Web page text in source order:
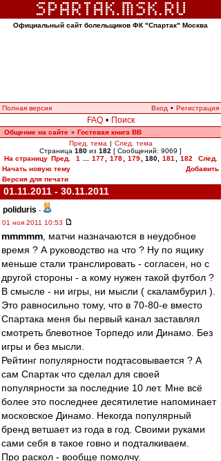
Официальный сайт болельщиков ФК "Спартак" Москва
Полная версия Вход • Регистрация
FAQ • Поиск
Общение на сайте » Гостевая книга ВВ
Пред. тема | След. тема
Страница 180 из 182 [ Сообщений: 9069 ]
На страницу Пред. 1 177 178 179 180, 181 182
След.
Начать новую тему
Добавить
Версия для печати
01.11.2011 - 30.11.2011
poliduris -
01 ноя 2011 10:53
mmmmm , матчи назначаются в неудобное
время ? А руководство на что ? Ну по ящику
меньше стали транслировать - согласен, но с
другой стороны - а кому нужен такой футбол ?
В смысле - ни игры, ни мысли ( скаламбурил ).
Это равносильно тому, что в 70-80-е вместо
Спартака меня бы первый канал заставлял
смотреть блевотное Торпедо или Динамо. Без
игры и без мысли.
Рейтинг популярности подтасовывается ? А
сам Спартак что сделал для своей
популярности за последние 10 лет. Мне всё
более это последнее десятилетие напоминает
московское Динамо. Некогда популярный
бренд ветшает из года в год. Своими руками
сами себя в такое говно и подталкиваем.
Про раскол - вообще помолчу.